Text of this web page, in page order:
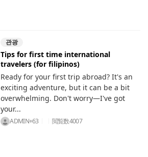
관광
Tips for first time international
travelers (for filipinos)
Ready for your first trip abroad? It's an
exciting adventure, but it can be a bit
overwhelming. Don't worry—I've got
your...
ADMIN+63 閲覧数4007